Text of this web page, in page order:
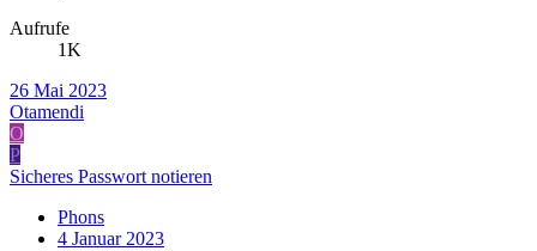
Aufrufe
1K
26 Mai 2023
Otamendi
O
P
Sicheres Passwort notieren
Phons
4 Januar 2023